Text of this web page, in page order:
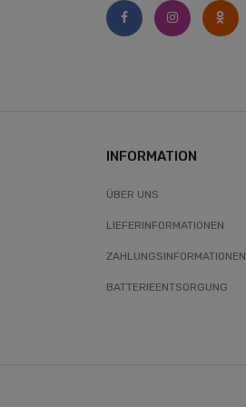
INFORMATION
ÜBER UNS
LIEFERINFORMATIONEN
ZAHLUNGSINFORMATIONEN
BATTERIEENTSORGUNG